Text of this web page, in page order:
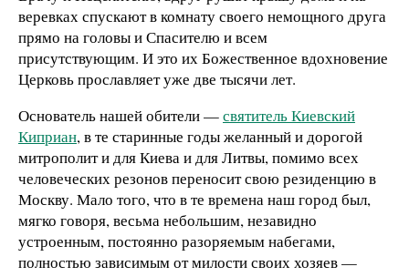
веревках спускают в комнату своего немощного друга
прямо на головы и Спасителю и всем
присутствующим. И это их Божественное вдохновение
Церковь прославляет уже две тысячи лет.
Основатель нашей обители —святитель Киевский
Киприан, в те старинные годы желанный и дорогой
митрополит и для Киева и для Литвы, помимо всех
человеческих резонов переносит свою резиденцию в
Москву. Мало того, что в те времена наш город был,
мягко говоря, весьма небольшим, незавидно
устроенным, постоянно разоряемым набегами,
полностью зависимым от милости своих хозяев —